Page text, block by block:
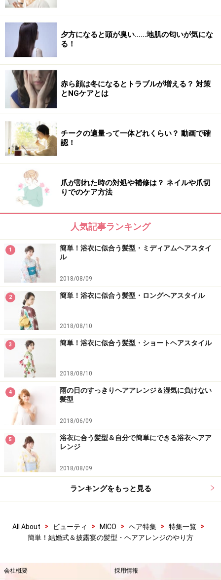
夕方になると頭が臭い……地肌の匂いが気にな
る！
赤ら顔は冬になるとトラブルが増える？ 対策
とNGケアとは
チークの適量って一体どれくらい？ 動画で確
認！
爪が割れた時の対処や補修は？ ネイルや爪切
りでのケア方法
人気記事ランキング
1
簡単！浴衣に似合う髪型・ミディアムヘアスタイ
ル
2018/08/09
2 簡単！浴衣に似合う髪型・ロングヘアスタイル
2018/08/10
3 簡単！浴衣に似合う髪型・ショートヘアスタイル
2018/08/10
4
雨の日のすっきりヘアアレンジ＆湿気に負けない
髪型
2018/06/09
5
浴衣に合う髪型＆自分で簡単にできる浴衣へアア
レンジ
2018/08/09
ランキングをもっと見る
All About > ビューティ > MICO > ヘア特集 > 特集一覧
>
簡単！結婚式＆披露宴の髪型・ヘアアレンジのやり方
会社概要 採用情報